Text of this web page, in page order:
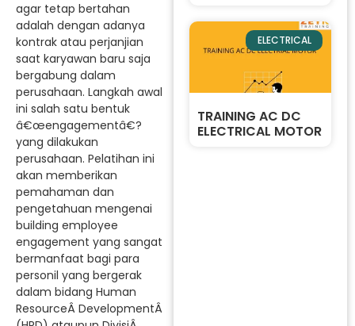
agar tetap bertahan
adalah dengan adanya
kontrak atau perjanjian
saat karyawan baru saja
bergabung dalam
perusahaan. Langkah awal
ini salah satu bentuk
â€œengagementâ€?
yang dilakukan
perusahaan. Pelatihan ini
akan memberikan
pemahaman dan
pengetahuan mengenai
building employee
engagement yang sangat
bermanfaat bagi para
personil yang bergerak
dalam bidang Human
ResourceÂ DevelopmentÂ
ELECTRICAL
TRAINING AC DC
ELECTRICAL MOTOR